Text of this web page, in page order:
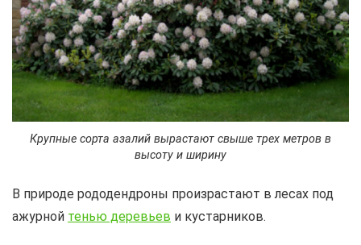
Крупные сорта азалий вырастают свыше трех метров в
высоту и ширину
В природе рододендроны произрастают в лесах под
ажурной тенью деревьев и кустарников.